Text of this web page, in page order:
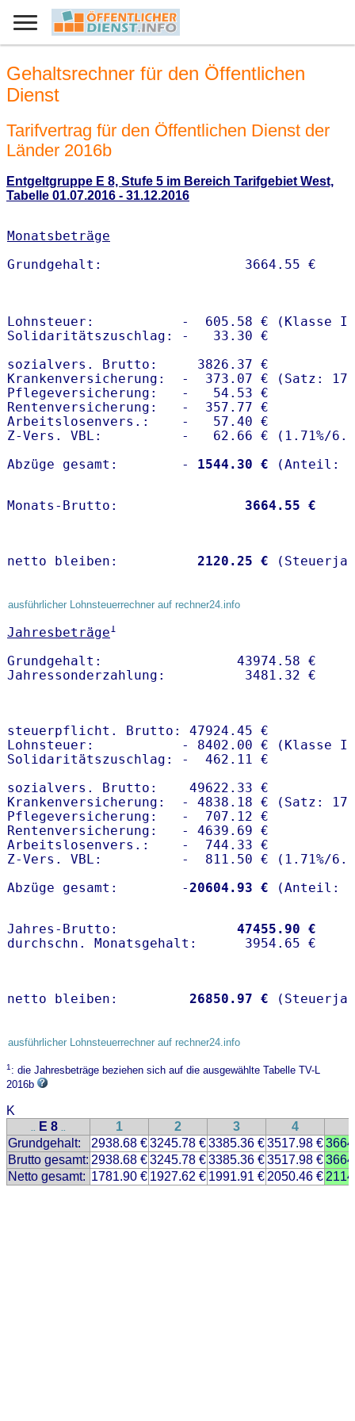
Gehaltsrechner für den Öffentlichen
Dienst
Tarifvertrag für den Öffentlichen Dienst der
Länder 2016b
Entgeltgruppe E 8, Stufe 5 im Bereich Tarifgebiet West,
Tabelle 01.07.2016 - 31.12.2016
Monatsbeträge
Lohnsteuer:           -  605.58 € (Klasse I)
Solidaritätszuschlag: -   33.30 €
sozialvers. Brutto:     3826.37 €
Krankenversicherung:  -  373.07 € (Satz:
Pflegeversicherung:   -   54.53 €
Rentenversicherung:   -  357.77 €
Arbeitslosenvers.:    -   57.40 €
Z-Vers. VBL:          -   62.66 € ( 1.71%/
Abzüge gesamt:        -
1544.30 €
Monats-Brutto: 3664.55 €
netto bleiben: 2120.25 €
ausführlicher Lohnsteuerrechner auf rechner24.info
Jahresbeträge1
Grundgehalt:                 43974.58 €
steuerpflicht. Brutto: 47924.45 €
Lohnsteuer:           - 8402.00 € (Klasse I)
Solidaritätszuschlag: -  462.11 €
sozialvers. Brutto:    49622.33 €
Krankenversicherung:  - 4838.18 € (Satz:
Pflegeversicherung:   -  707.12 €
Rentenversicherung:   - 4639.69 €
Arbeitslosenvers.:    -  744.33 €
Z-Vers. VBL:          -  811.50 € ( 1.71%/
Abzüge gesamt:        -20604.93 €
Jahres-Brutto: 47455.90 €
netto bleiben: 26850.97 €
ausführlicher Lohnsteuerrechner auf rechner24.info
1: die Jahresbeträge beziehen sich auf die ausgewählte Tabelle TV-L
2016b
K
.. E 8 .. 1 2 3 4
Grundgehalt:
2938.68 €3245.78 €3385.36 €3517.98 €
Brutto gesamt: 2938.68 €3245.78 €3385.36 €3517.98 €
Netto gesamt: 1781.90 € 1927.62 € 1991.91 € 2050.46 €